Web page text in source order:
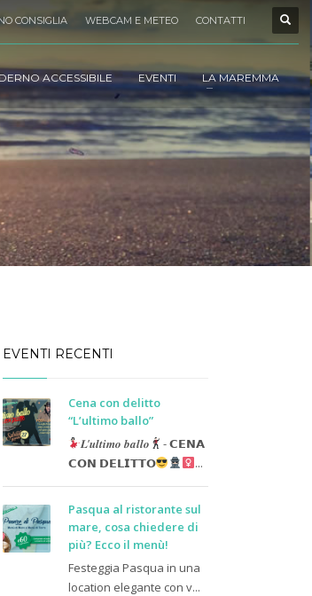
CONSIGLIA WEBCAM E METEO CONTATTI
ACCESSIBILE EVENTI LA MAREMMA
EVENTI RECENTI
Cena con delitto
“L’ultimo ballo”
𝑳’𝒖𝒍𝒕𝒊𝒎𝒐 𝒃𝒂𝒍𝒍𝒐
- 𝗖𝗘𝗡𝗔
𝗖𝗢𝗡 𝗗𝗘𝗟𝗜𝗧𝗧𝗢
...
Pasqua al ristorante sul
mare, cosa chiedere di
più? Ecco il menù!
Festeggia Pasqua in una
location elegante con v...